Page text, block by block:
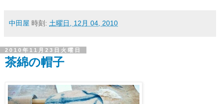
中田屋 時刻: 土曜日, 12月 04, 2010
2010年11月23日火曜日
茶綿の帽子